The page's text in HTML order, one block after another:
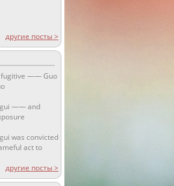
другие посты >
fugitive —— Guo
—— and
was convicted
act to
другие посты >